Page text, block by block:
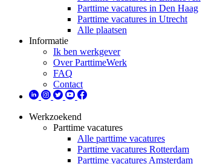
Parttime vacatures in Den Haag
Parttime vacatures in Utrecht
Alle plaatsen
Informatie
Ik ben werkgever
Over ParttimeWerk
FAQ
Contact
Werkzoekend
Parttime vacatures
Alle parttime vacatures
Parttime vacatures Rotterdam
Parttime vacatures Amsterdam